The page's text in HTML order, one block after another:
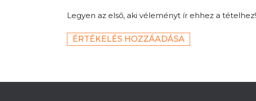
Legyen az első, aki véleményt ír ehhez a tételhez!
ÉRTÉKELÉS HOZZÁADÁSA